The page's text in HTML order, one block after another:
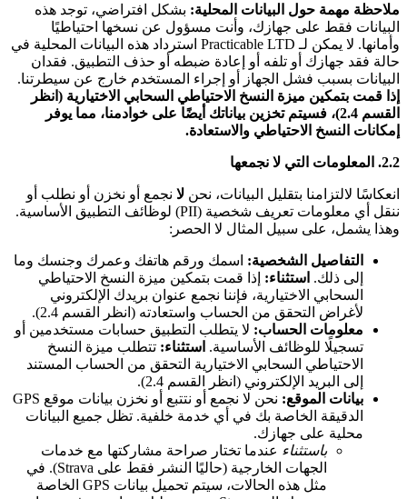
ملاحظة مهمة حول البيانات المحلية: بشكل افتراضي، توجد هذه
البيانات فقط على جهازك، وأنت مسؤول عن نسخها احتياطيًا
وأمانها. لا يمكن لـ Practicable LTD استرداد هذه البيانات المحلية في
حالة فقد جهازك أو تلفه أو إعادة ضبطه أو حذف التطبيق. فقدان
البيانات بسبب فشل الجهاز أو إجراء المستخدم خارج عن سيطرتنا.
إذا قمت بتمكين ميزة النسخ الاحتياطي السحابي الاختيارية (انظر
القسم 2.4)، فسيتم تخزين بياناتك أيضًا على خوادمنا، مما يوفر
إمكانات النسخ الاحتياطي والاستعادة.
2.2. المعلومات التي لا نجمعها
انعكاسًا لالتزامنا بتقليل البيانات، نحن لا نجمع أو نخزن أو نطلب أو
ننقل أي معلومات تعريف شخصية (PII) لوظائف التطبيق الأساسية.
وهذا يشمل، على سبيل المثال لا الحصر:
التفاصيل الشخصية: اسمك ورقم هاتفك وعمرك وجنسك وما
إلى ذلك. استثناء: إذا قمت بتمكين ميزة النسخ الاحتياطي
السحابي الاختيارية، فإننا نجمع عنوان بريدك الإلكتروني
لأغراض التحقق من الحساب واستعادته (انظر القسم 2.4).
معلومات الحساب: لا يتطلب التطبيق حسابات مستخدمين أو
تسجيلًا للوظائف الأساسية. استثناء: تتطلب ميزة النسخ
الاحتياطي السحابي الاختيارية التحقق من الحساب المستند
إلى البريد الإلكتروني (انظر القسم 2.4).
بيانات الموقع:
نحن لا نجمع أو نتتبع أو نخزن بيانات موقع GPS
الدقيقة الخاصة بك في أي خدمة خلفية. تظل جميع البيانات
محلية على جهازك.
باستثناء عندما تختار صراحة مشاركتها مع خدمات
الجهات الخارجية (حاليًا النشر فقط على Strava). في
مثل هذه الحالات، سيتم تحميل بيانات GPS الخاصة